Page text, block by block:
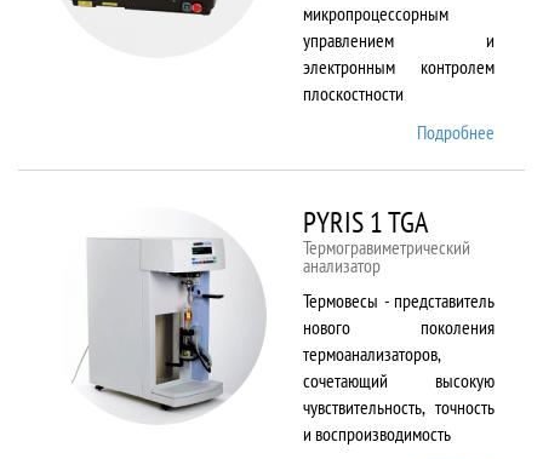
микропроцессорным
управлением и
электронным контролем
плоскостности
Подробнее
PYRIS 1 TGA
Термогравиметрический
анализатор
Термовесы - представитель
нового поколения
термоанализаторов,
сочетающий высокую
чувствительность, точность
и воспроизводимость